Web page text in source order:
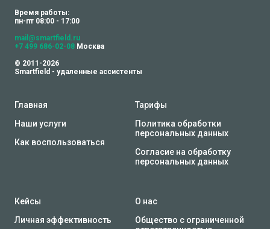
Время работы:
пн-пт 08:00 - 17:00
mail@smartfield.ru
+7 499 686-02-08 Москва
© 2011-2026
Smartfield - удаленные ассистенты
Главная
Наши услуги
Как воспользоваться
Тарифы
Политика обработки
персональных данных
Согласие на обработку
персональных данных
Кейсы
Личная эффективность
О нас
Общество с ограниченной